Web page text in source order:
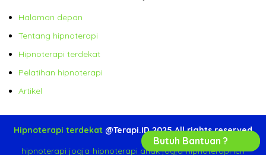
Halaman depan
Tentang hipnoterapi
Hipnoterapi terdekat
Pelatihan hipnoterapi
Artikel
Hipnoterapi terdekat @Terapi.ID 2025 All rights reserved
hipnoterapi jogja-hipnoterapi anak jogja-hipnoterapi ich
Butuh Bantuan ?